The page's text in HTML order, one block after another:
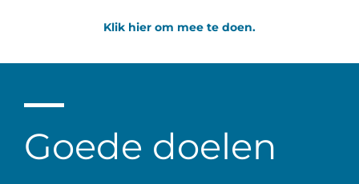
Klik hier om mee te doen.
Goede doelen